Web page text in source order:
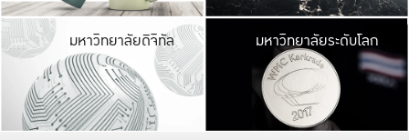
มหาวิทยาลัยดิจิทัล มหาวิ
เปลี่ยนแปลง แล
เพื่อทำง
ระบบสารสนเทศ
มหาวิทยาลัยระดับโลก